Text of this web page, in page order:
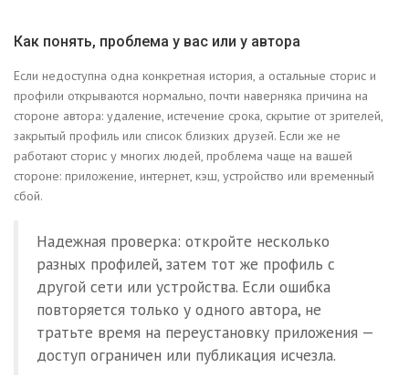
Как понять, проблема у вас или у автора
Если недоступна одна конкретная история, а остальные сторис и
профили открываются нормально, почти наверняка причина на
стороне автора: удаление, истечение срока, скрытие от зрителей,
закрытый профиль или список близких друзей. Если же не
работают сторис у многих людей, проблема чаще на вашей
стороне: приложение, интернет, кэш, устройство или временный
сбой.
Надежная проверка: откройте несколько
разных профилей, затем тот же профиль с
другой сети или устройства. Если ошибка
повторяется только у одного автора, не
тратьте время на переустановку приложения —
доступ ограничен или публикация исчезла.